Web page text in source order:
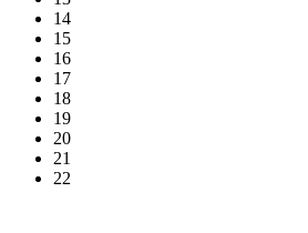
14
15
16
17
18
19
20
21
22